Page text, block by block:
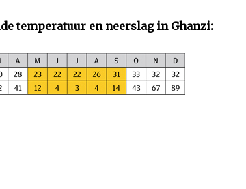
temperatuur en neerslag in Ghanzi: